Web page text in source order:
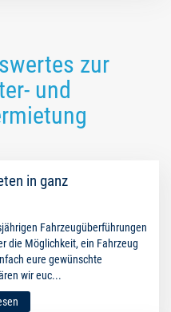
zur
und
in ganz
Fahrzeugüberführungen
die Möglichkeit, ein Fahrzeug
eure gewünschte
wir euc...